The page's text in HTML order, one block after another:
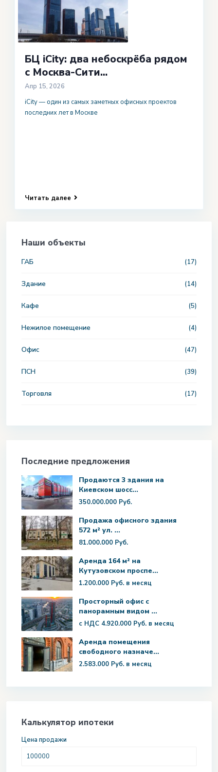
БЦ iCity: два небоскрёба рядом
с Москва-Сити...
Апр 15, 2026
iCity — один из самых заметных офисных проектов
последних лет в Москве
Читать далее
Наши объекты
ГАБ (17)
Здание (14)
Кафе (5)
Нежилое помещение (4)
Офис (47)
ПСН (39)
Торговля (17)
Последние предложения
Продаются 3 здания на
Киевском шосс...
350.000.000 Руб.
Продажа офисного здания
572 м² ул. ...
81.000.000 Руб.
Аренда 164 м² на
Кутузовском проспе...
1.200.000 Руб. в месяц
Просторный офис с
панорамным видом ...
с НДС 4.920.000 Руб. в месяц
Аренда помещения
свободного назначе...
2.583.000 Руб. в месяц
Калькулятор ипотеки
Цена продажи